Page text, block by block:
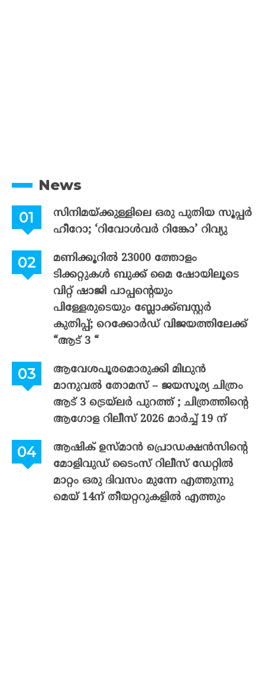
News
സിനിമയ്ക്കുള്ളിലെ ഒരു പുതിയ സൂപ്പർ
ഹീറോ; ‘റിവോൾവർ റിങ്കോ’ റിവ്യു
മണിക്കൂറിൽ 23000 ത്തോളം
ടിക്കറ്റുകൾ ബുക്ക് മൈ ഷോയിലൂടെ
വിറ്റ് ഷാജി പാപ്പന്റെയും
പിള്ളേരുടെയും ബ്ലോക്ക്ബസ്റ്റർ
കുതിപ്പ്; റെക്കോർഡ് വിജയത്തിലേക്ക്
“ആട് 3 “
ആവേശപൂരമൊരുക്കി മിഥുൻ
മാനുവൽ തോമസ് – ജയസൂര്യ ചിത്രം
ആട് 3 ട്രെയ്‌ലർ പുറത്ത് ; ചിത്രത്തിന്റെ
ആഗോള റിലീസ് 2026 മാർച്ച് 19 ന്
ആഷിക് ഉസ്മാൻ പ്രൊഡക്ഷൻസിന്റെ
മോളിവുഡ് ടൈംസ് റിലീസ് ഡേറ്റിൽ
മാറ്റം ഒരു ദിവസം മുന്നേ എത്തുന്നു
മെയ് 14ന് തീയറ്ററുകളിൽ എത്തും